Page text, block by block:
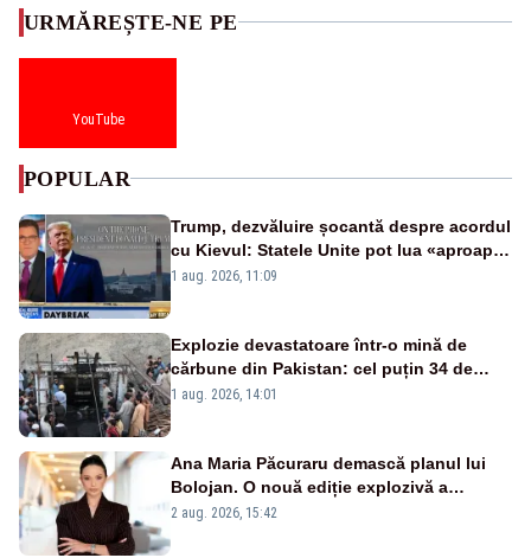
URMĂREȘTE-NE PE
YouTube
POPULAR
Trump, dezvăluire șocantă despre acordul
cu Kievul: Statele Unite pot lua «aproape
tot ce vor» din minele Ucrainei”
1 aug. 2026, 11:09
Explozie devastatoare într-o mină de
cărbune din Pakistan: cel puțin 34 de
morți - VIDEO
1 aug. 2026, 14:01
Ana Maria Păcuraru demască planul lui
Bolojan. O nouă ediție explozivă a
emisiunii „Miza Zilei” la Realitatea PLUS
2 aug. 2026, 15:42